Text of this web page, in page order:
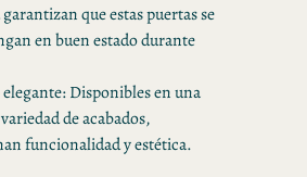
que estas puertas se
en buen estado durante
Disponibles en una
de acabados,
funcionalidad y estética.